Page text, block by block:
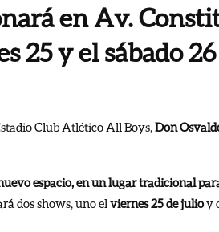
en Av.
25 y el sábado
Club Atlético All Boys, Don
espacio, en un lugar tradicional
dos shows, uno el viernes 25 de julioy